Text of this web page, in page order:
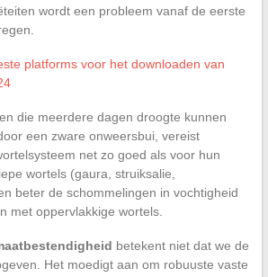
wordt een probleem vanaf de eerste
platforms voor het downloaden van
die meerdere dagen droogte kunnen
een zware onweersbui, vereist
net zo goed als voor hun
wortels (gaura, struiksalie,
beter de schommelingen in vochtigheid
met oppervlakkige wortels.
betekent niet dat we de
Het moedigt aan om robuuste vaste